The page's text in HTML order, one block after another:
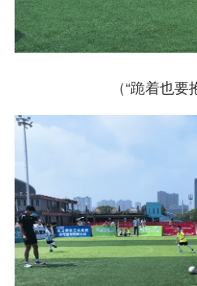
（“跪着也要